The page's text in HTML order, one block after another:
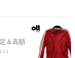
＆高額